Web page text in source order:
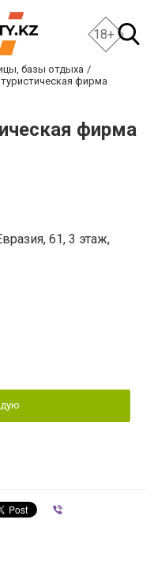
18+
базы отдыха
туристическая фирма
фирма
61, 3 этаж,